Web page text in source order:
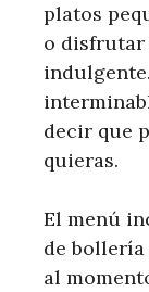
platos
o disfrutar
decir que
quieras.
El menú
de
al